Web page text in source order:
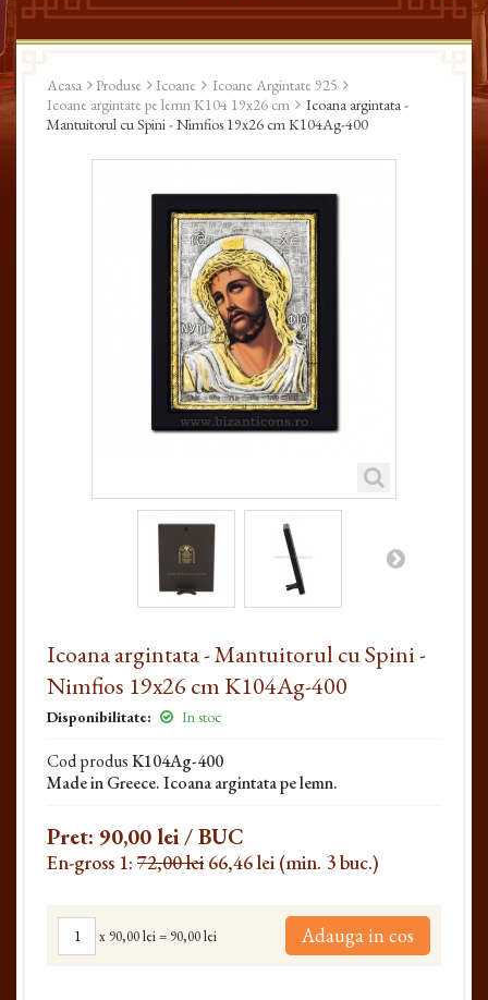
Acasa Produse Icoane
Icoane Argintate 925
Icoane argintate pe lemn K104 19x26 cm
Icoana argintata -
Mantuitorul cu Spini - Nimfios 19x26 cm K104Ag-400
Icoana argintata - Mantuitorul cu Spini -
Nimfios 19x26 cm K104Ag-400
Disponibilitate: In stoc
Cod produsK104Ag-400
Made in Greece. Icoana argintata pe lemn.
Pret: 90,00 lei/ BUC
En-gross 1: 72,00 lei 66,46 lei (min. 3 buc.)
x 90,00 lei= 90,00 lei Adauga in cos